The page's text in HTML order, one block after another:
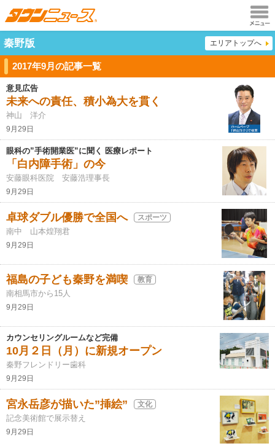
メニュ
ー
秦野版 エリアトップへ
2017年9月の記事一覧
意見広告
未来への責任、積小為大を貫く
神山 洋介
9月29日
眼科の”手術開業医”に聞く 医療レポート
「白内障手術」の今
安藤眼科医院 安藤浩理事長
9月29日
卓球ダブル優勝で全国へ スポーツ
南中 山本煌翔君
9月29日
福島の子ども秦野を満喫 教育
南相馬市から15人
9月29日
カウンセリングルームなど完備
10月２日（月）に新規オープン
秦野フレンドリー歯科
9月29日
宮永岳彦が描いた”挿絵” 文化
記念美術館で展示替え
9月29日